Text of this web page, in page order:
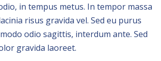
in tempus metus. In tempor massa
risus gravida vel. Sed eu purus
odio sagittis, interdum ante. Sed
gravida laoreet.